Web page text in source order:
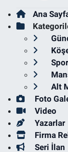
Ana
Spor
Alt
Foto
Video
Yazarlar
Firma
Seri İlan